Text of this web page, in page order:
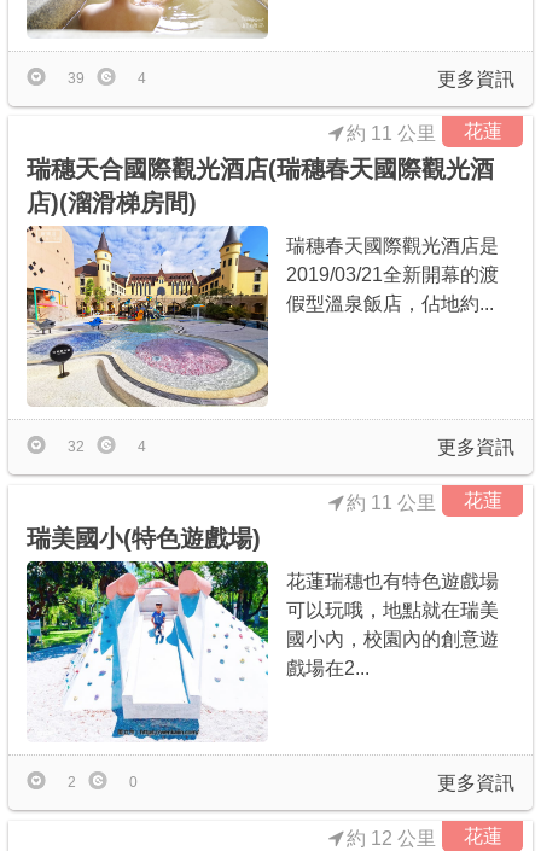
更多資訊
39 4
花蓮
約 11 公里
瑞穗天合國際觀光酒店(瑞穗春天國際觀光酒
店)(溜滑梯房間)
瑞穗春天國際觀光酒店是
2019/03/21全新開幕的渡
假型溫泉飯店，佔地約...
更多資訊
32 4
花蓮
約 11 公里
瑞美國小(特色遊戲場)
花蓮瑞穗也有特色遊戲場
可以玩哦，地點就在瑞美
國小內，校園內的創意遊
戲場在2...
更多資訊
2 0
花蓮
約 12 公里